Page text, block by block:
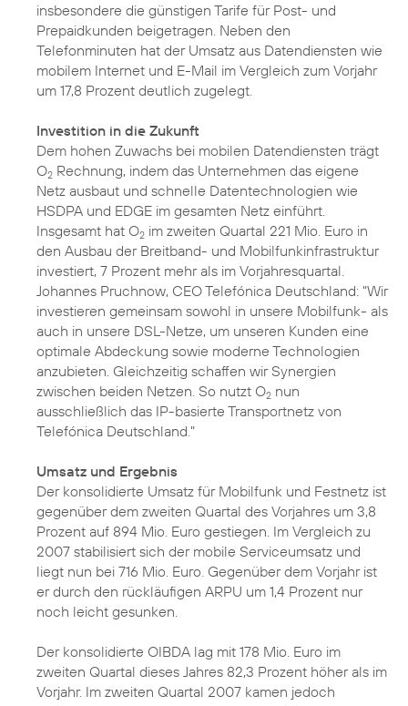
insbesondere die günstigen Tarife für Post- und
Prepaidkunden beigetragen. Neben den
Telefonminuten hat der Umsatz aus Datendiensten wie
mobilem Internet und E-Mail im Vergleich zum Vorjahr
um 17,8 Prozent deutlich zugelegt.
Investition in die Zukunft
Dem hohen Zuwachs bei mobilen Datendiensten trägt
O2 Rechnung, indem das Unternehmen das eigene
Netz ausbaut und schnelle Datentechnologien wie
HSDPA und EDGE im gesamten Netz einführt.
Insgesamt hat O2 im zweiten Quartal 221 Mio. Euro in
den Ausbau der Breitband- und Mobilfunkinfrastruktur
investiert, 7 Prozent mehr als im Vorjahresquartal.
Johannes Pruchnow, CEO Telefónica Deutschland: "Wir
investieren gemeinsam sowohl in unsere Mobilfunk- als
auch in unsere DSL-Netze, um unseren Kunden eine
optimale Abdeckung sowie moderne Technologien
anzubieten. Gleichzeitig schaffen wir Synergien
zwischen beiden Netzen. So nutzt O2 nun
ausschließlich das IP-basierte Transportnetz von
Telefónica Deutschland."
Umsatz und Ergebnis
Der konsolidierte Umsatz für Mobilfunk und Festnetz ist
gegenüber dem zweiten Quartal des Vorjahres um 3,8
Prozent auf 894 Mio. Euro gestiegen. Im Vergleich zu
2007 stabilisiert sich der mobile Serviceumsatz und
liegt nun bei 716 Mio. Euro. Gegenüber dem Vorjahr ist
er durch den rückläufigen ARPU um 1,4 Prozent nur
noch leicht gesunken.
Der konsolidierte OIBDA lag mit 178 Mio. Euro im
zweiten Quartal dieses Jahres 82,3 Prozent höher als im
Vorjahr. Im zweiten Quartal 2007 kamen jedoch